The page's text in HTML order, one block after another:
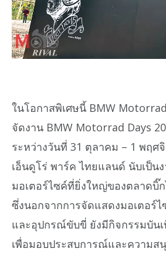
ในโอกาสพิเศษนี้ BMW
จัดงาน BMW Motorrad Days
ระหว่างวันที่ 31 ตุลาคม – 1 พฤ
เอ็นดูโร่ พาร์ค ไทยแลนด์ นับเป็น
มอเตอร์ไซค์ที่ยิ่งใหญ่ของตลาดบิ๊
ซึ่งนอกจากการจัดแสดงมอเตอร์ไ
และอุปกรณ์ขับขี่ ยังมีกิจกรรมบันเ
เพื่อมอบประสบการณ์และความส